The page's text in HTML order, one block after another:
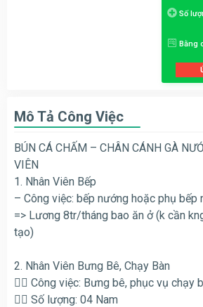
Số
Bằng
Mô Tả Công Việc
BÚN CÁ CHẤM – CHÂN CÁNH GÀ
VIÊN
1. Nhân Viên Bếp
– Công việc: bếp nướng hoặc phụ bếp
=> Lương 8tr/tháng bao ăn ở (k cần
tạo)
2. Nhân Viên Bưng Bê, Chạy Bàn
👉🏻 Công việc: Bưng bê, phục vụ chạy
👉🏻 Số lượng: 04 Nam